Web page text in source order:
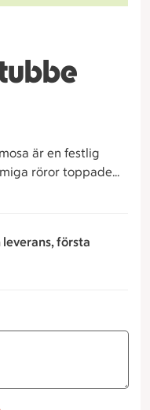
är en festlig
röror toppade
2 personer.
första